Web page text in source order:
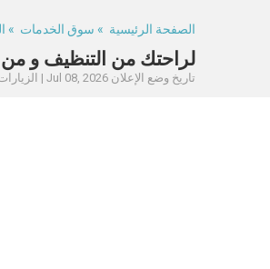
الصفحة الرئيسية » سوق الخدمات »
لراحتك من التنظيف و من
تاريخ وضع الإعلان Jul 08, 2026 | الزيارات: 26